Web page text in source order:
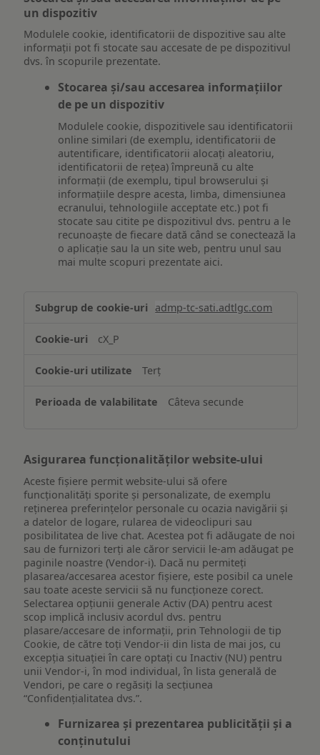
un dispozitiv
Modulele cookie, identificatorii de dispozitive sau alte
informații pot fi stocate sau accesate de pe dispozitivul
dvs. în scopurile prezentate.
Stocarea și/sau accesarea informațiilor
de pe un dispozitiv
Modulele cookie, dispozitivele sau identificatorii
online similari (de exemplu, identificatorii de
autentificare, identificatorii alocați aleatoriu,
identificatorii de rețea) împreună cu alte
informații (de exemplu, tipul browserului și
informațiile despre acesta, limba, dimensiunea
ecranului, tehnologiile acceptate etc.) pot fi
stocate sau citite pe dispozitivul dvs. pentru a le
recunoaște de fiecare dată când se conectează la
o aplicație sau la un site web, pentru unul sau
mai multe scopuri prezentate aici.
și/sau
informațiilor
pe
dispozitiv
admp-tc-sati.adtlgc.com
cX_P
Terț
Câteva secunde
Asigurarea funcționalităților website-ului
Aceste fișiere permit website-ului să ofere
funcționalități sporite și personalizate, de exemplu
reţinerea preferinţelor personale cu ocazia navigării și
a datelor de logare, rularea de videoclipuri sau
posibilitatea de live chat. Acestea pot fi adăugate de noi
sau de furnizori terți ale căror servicii le-am adăugat pe
paginile noastre (Vendor-i). Dacă nu permiteți
plasarea/accesarea acestor fișiere, este posibil ca unele
sau toate aceste servicii să nu funcționeze corect.
Selectarea opțiunii generale Activ (DA) pentru acest
scop implică inclusiv acordul dvs. pentru
plasare/accesare de informații, prin Tehnologii de tip
Cookie, de către toți Vendor-ii din lista de mai jos, cu
excepția situației în care optați cu Inactiv (NU) pentru
unii Vendor-i, în mod individual, în lista generală de
Vendori, pe care o regăsiți la secțiunea
“Confidențialitatea dvs.”.
Furnizarea și prezentarea publicității și a
conținutului